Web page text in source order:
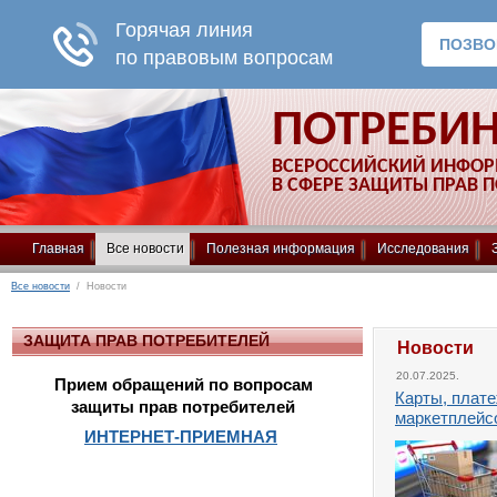
ВСЕРОССИЙСКИЙ
В СФЕРЕ ЗАЩИТЫ ПРАВ
Главная Все новости Полезная информация Исследования
Все новости / Новости
ЗАЩИТА ПРАВ ПОТРЕБИТЕЛЕЙ
Прием обращений по вопросам
защиты прав потребителей
ИНТЕРНЕТ-ПРИЕМНАЯ
Новости
20.07.2025.
Карты,